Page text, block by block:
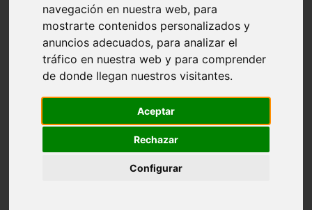
navegación en nuestra web, para
mostrarte contenidos personalizados y
anuncios adecuados, para analizar el
tráfico en nuestra web y para comprender
de donde llegan nuestros visitantes.
Aceptar
Rechazar
Configurar
ava max
avicii
backstreet boys
bastille
bebe rexha
benny blanco
billie eilish
bob marley